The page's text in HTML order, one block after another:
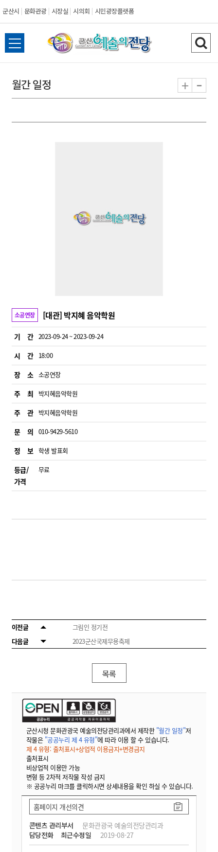
군산시 문화관광 시장실 시의회 시민광장플랫폼
군
산
전
체
뉴
열
검
색
기
월간 일정 + -
소공연장 [대관] 박지혜 음악학원
기 간 2023-09-24 ~ 2023-09-24
시 간 18:00
장 소 소공연장
주 최 박지혜음악학원
주 관 박지혜음악학원
문 의 010-9429-5610
정 보 학생 발표회
등급/
가격
무료
이전글
그림인 정기전
다음글
2023군산국제무용축제
목록
군산시청 문화관광국 예술의전당관리과에서 제작한 "월간 일정"저
작물은 "공공누리 제 4 유형"에 따라 이용 할 수 있습니다.
제 4 유형: 출처표시+상업적 이용금지+변경금지
출처표시
비상업적 이용만 가능
변형 등 2차적 저작물 작성 금지
※ 공공누리 마크를 클릭하시면 상세내용을 확인 하실 수 있습니다.
콘텐츠 관리부서
문화관광국 예술의전당관리과
담당전화
최근수정일 2019-08-27
홈페이지 개선의견